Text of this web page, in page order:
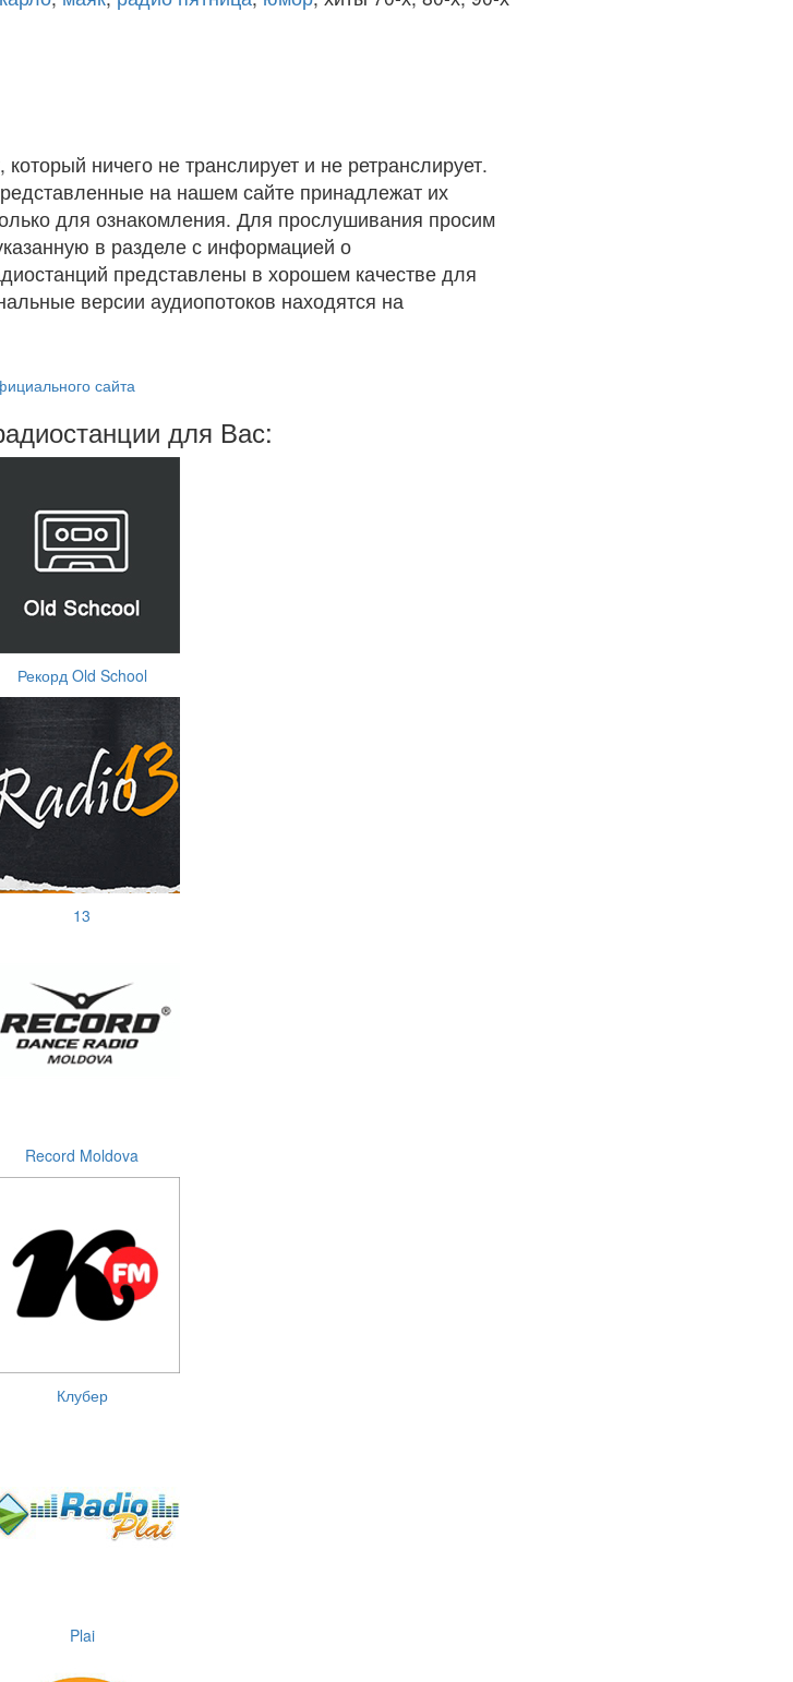
ничего не транслирует и не ретранслирует.
на нашем сайте принадлежат их
для ознакомления. Для прослушивания просим
в разделе с информацией о
представлены в хорошем качестве для
версии аудиопотоков находятся на
сайта
для Вас:
Рекорд Old School
13
Record Moldova
Клубер
Plai